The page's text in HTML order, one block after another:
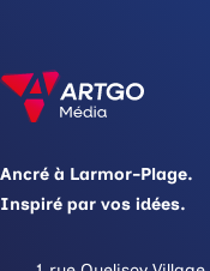
Ancré à Larmor-Plage.
Inspiré par vos idées.